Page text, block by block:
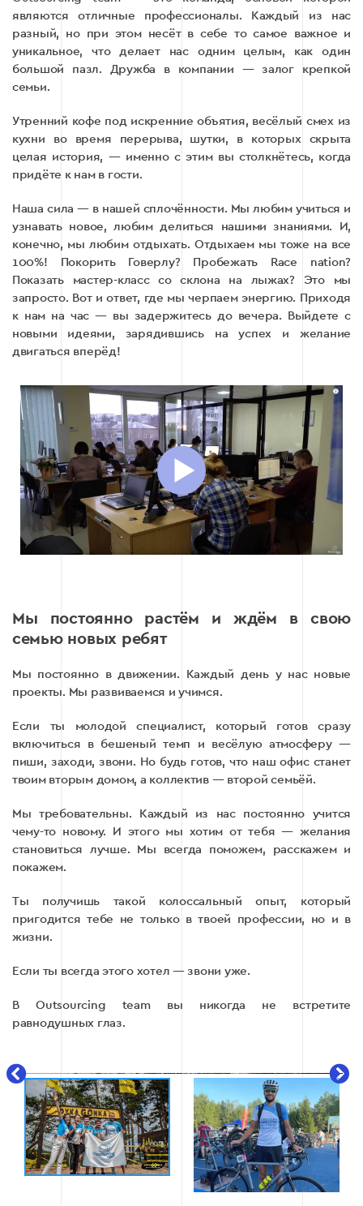
являются отличные профессионалы. Каждый из нас
разный, но при этом несёт в себе то самое важное и
уникальное, что делает нас одним целым, как один
большой пазл. Дружба в компании — залог крепкой
семьи.
Утренний кофе под искренние объятия, весёлый смех из
кухни во время перерыва, шутки, в которых скрыта
целая история, — именно с этим вы столкнётесь, когда
придёте к нам в гости.
Наша сила — в нашей сплочённости. Мы любим учиться и
узнавать новое, любим делиться нашими знаниями. И,
конечно, мы любим отдыхать. Отдыхаем мы тоже на все
100%! Покорить Говерлу? Пробежать Race nation?
Показать мастер-класс со склона на лыжах? Это мы
запросто. Вот и ответ, где мы черпаем энергию. Приходя
к нам на час — вы задержитесь до вечера. Выйдете с
новыми идеями, зарядившись на успех и желание
двигаться вперёд!
Мы постоянно растём и ждём в свою
семью новых ребят
Мы постоянно в движении. Каждый день у нас новые
проекты. Мы развиваемся и учимся.
Если ты молодой специалист, который готов сразу
включиться в бешеный темп и весёлую атмосферу —
пиши, заходи, звони. Но будь готов, что наш офис станет
твоим вторым домом, а коллектив — второй семьёй.
Мы требовательны. Каждый из нас постоянно учится
чему-то новому. И этого мы хотим от тебя — желания
становиться лучше. Мы всегда поможем, расскажем и
покажем.
Ты получишь такой колоссальный опыт, который
пригодится тебе не только в твоей профессии, но и в
жизни.
Если ты всегда этого хотел — звони уже.
В Outsourcing team вы никогда не встретите
равнодушных глаз.